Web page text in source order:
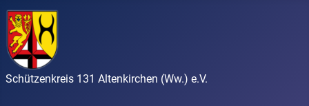
Schützenkreis 131 Altenkirchen (Ww.) e.V.